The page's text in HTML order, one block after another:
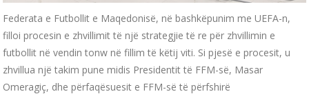
Federata e Futbollit e Maqedonisë, në bashkëpunim me UEFA-n,
filloi procesin e zhvillimit të një strategjie të re për zhvillimin e
futbollit në vendin tonw në fillim të këtij viti. Si pjesë e procesit, u
zhvillua një takim pune midis Presidentit të FFM-së, Masar
Omeragiç, dhe përfaqësuesit e FFM-së të përfshirë